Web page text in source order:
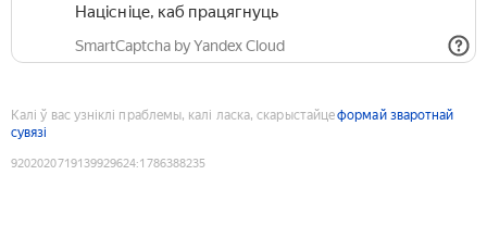
Націсніце, каб працягнуць
SmartCaptcha by Yandex Cloud
Калі ў вас узніклі праблемы, калі ласка, скарыстайцеформай зваротнай
сувязі
9202020719139929624:1786388235